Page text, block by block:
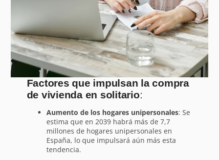
Factores que impulsan la compra
de vivienda en solitario:
Aumento de los hogares unipersonales: Se
estima que en 2039 habrá más de 7,7
millones de hogares unipersonales en
España, lo que impulsará aún más esta
tendencia.